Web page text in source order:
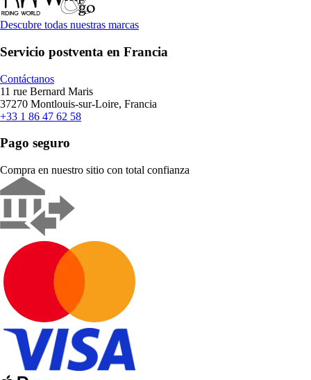
Descubre todas nuestras marcas
Servicio postventa en Francia
Contáctanos
11 rue Bernard Maris
37270 Montlouis-sur-Loire, Francia
+33 1 86 47 62 58
Pago seguro
Compra en nuestro sitio con total confianza